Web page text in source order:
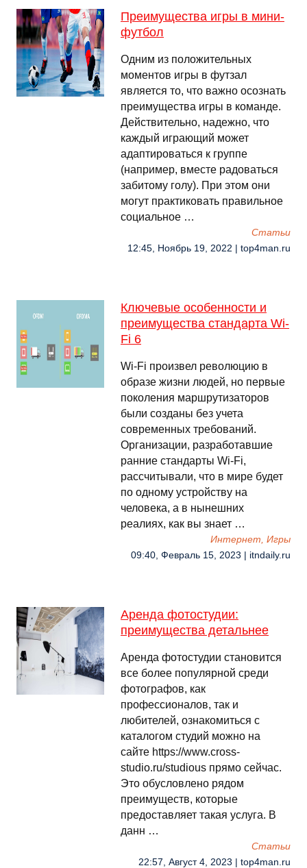
Преимущества игры в мини-
футбол
Одним из положительных
моментов игры в футзал
является то, что важно осознать
преимущества игры в команде.
Действительно, надежно, что
каждый играющий может
адаптироваться к группе
(например, вместе радоваться
забитому голу). При этом они
могут практиковать правильное
социальное …
Cтатьи
12:45, Ноябрь 19, 2022 | top4man.ru
Ключевые особенности и
преимущества стандарта Wi-
Fi 6
Wi-Fi произвел революцию в
образе жизни людей, но первые
поколения маршрутизаторов
были созданы без учета
современных требований.
Организации, разработавшие
ранние стандарты Wi-Fi,
рассчитывали, что в мире будет
по одному устройству на
человека, а в нынешних
реалиях, как вы знает …
Интернет, Игры
09:40, Февраль 15, 2023 | itndaily.ru
Аренда фотостудии:
преимущества детальнее
Аренда фотостудии становится
все более популярной среди
фотографов, как
профессионалов, так и
любителей, ознакомиться с
каталогом студий можно на
сайте https://www.cross-
studio.ru/studious прямо сейчас.
Это обусловлено рядом
преимуществ, которые
предоставляет такая услуга. В
данн …
Cтатьи
22:57, Август 4, 2023 | top4man.ru